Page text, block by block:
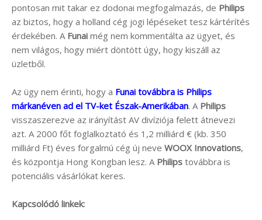
pontosan mit takar ez dodonai megfogalmazás, de Philips
az biztos, hogy a holland cég jogi lépéseket tesz kártérítés
érdekében. A Funai még nem kommentálta az ügyet, és
nem világos, hogy miért döntött úgy, hogy kiszáll az
üzletből.
Az ügy nem érinti, hogy a Funai továbbra is Philips
márkanéven ad el TV-ket Észak-Amerikában. A Philips
visszaszerezve az irányítást AV divíziója felett átnevezi
azt. A 2000 főt foglalkoztató és 1,2 milliárd € (kb. 350
milliárd Ft) éves forgalmú cég új neve WOOX Innovations,
és központja Hong Kongban lesz. A Philips továbbra is
potenciális vásárlókat keres.
Kapcsolódó linkek: